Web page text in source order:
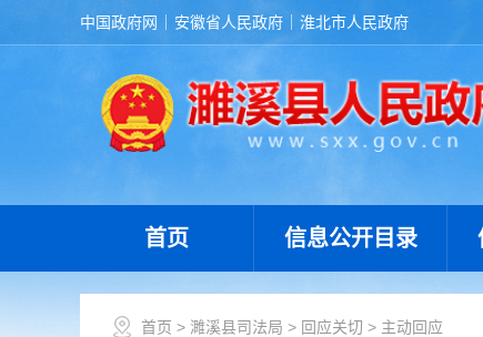
中国政府网 安徽省人民政府 淮北市人民政府
首页 信息公开目录
首页 > 濉溪县司法局 > 回应关切 > 主动回应